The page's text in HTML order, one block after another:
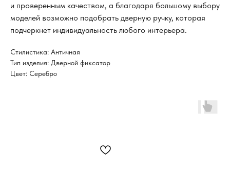
и проверенным качеством, а благодаря большому выбору
моделей возможно подобрать дверную ручку, которая
подчеркнет индивидуальность любого интерьера.
Стилистика: Античная
Тип изделия: Дверной фиксатор
Цвет: Серебро